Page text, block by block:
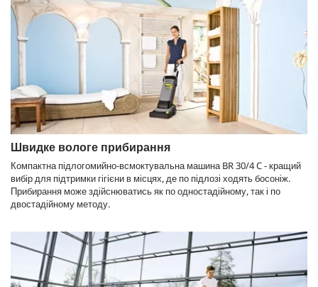
Швидке вологе прибирання
Компактна підлогомийно-всмоктувальна машина BR 30/4 C - кращий
вибір для підтримки гігієни в місцях, де по підлозі ходять босоніж.
Прибирання може здійснюватись як по одностадійному, так і по
двостадійному методу.